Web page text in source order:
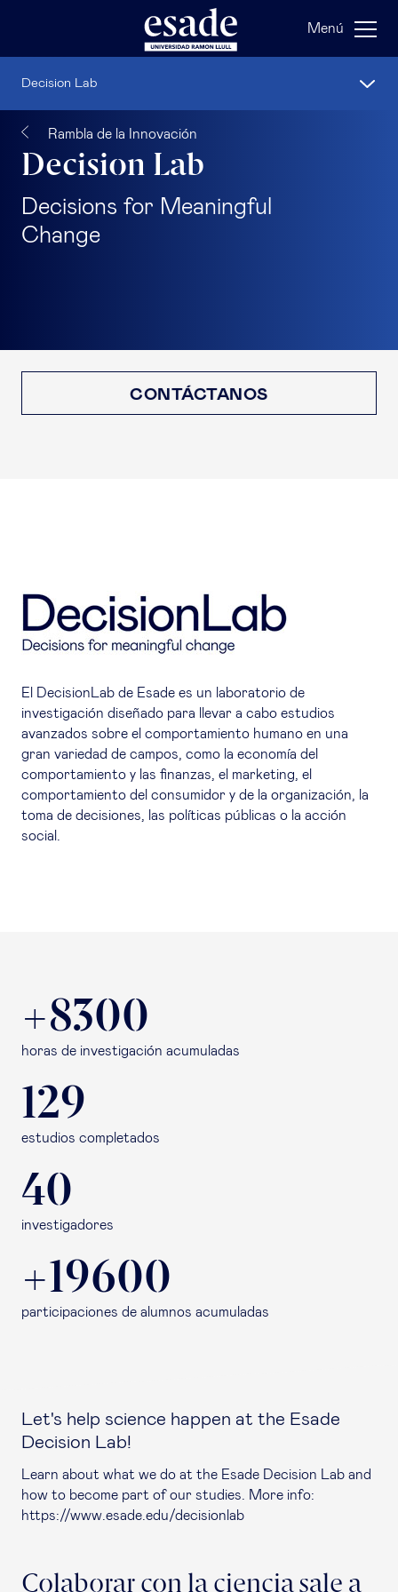
Menú
Rambla de la Innovación
Decision Lab
Decisions for Meaningful
Change
CONTÁCTANOS
Decision Lab
El DecisionLab de Esade es un laboratorio de
investigación diseñado para llevar a cabo estudios
avanzados sobre el comportamiento humano en una
gran variedad de campos, como la economía del
comportamiento y las finanzas, el marketing, el
comportamiento del consumidor y de la organización, la
toma de decisiones, las políticas públicas o la acción
social.
+8300
horas de investigación acumuladas
129
estudios completados
40
investigadores
+19600
participaciones de alumnos acumuladas
Let's help science happen at the Esade
Decision Lab!
Learn about what we do at the Esade Decision Lab and
how to become part of our studies. More info:
https://www.esade.edu/decisionlab
Colaborar con la ciencia sale a